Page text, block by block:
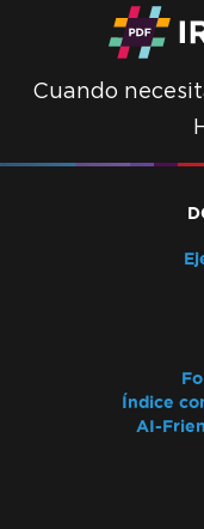
(.NET 7
Usar
v2025.5.6
.NET
PDF/UA
Los
Reglas
Cuando
Índice
AI-